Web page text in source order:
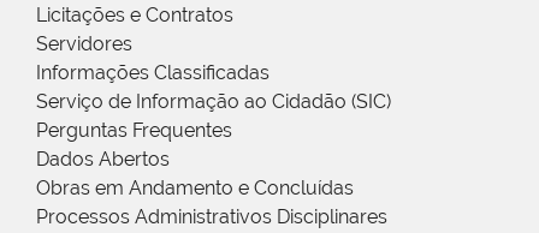
Licitações e Contratos
Servidores
Informações Classificadas
Serviço de Informação ao Cidadão (SIC)
Perguntas Frequentes
Dados Abertos
Obras em Andamento e Concluídas
Processos Administrativos Disciplinares